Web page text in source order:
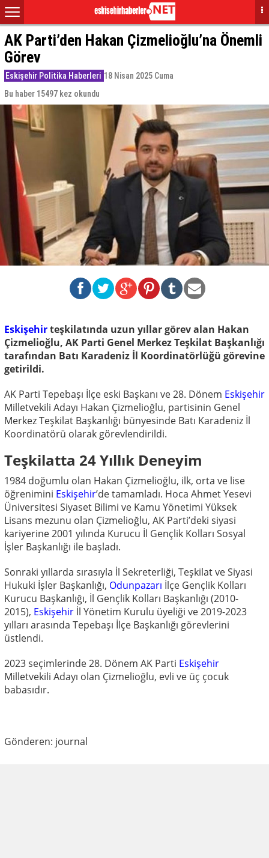
AK Parti’den Hakan Çizmelioğlu’na Önemli
Görev
Eskişehir Politika Haberleri 18 Nisan 2025 Cuma
Bu haber 15497 kez okundu
Eskişehirteşkilatında uzun yıllar görev alan Hakan
Çizmelioğlu, AK Parti Genel Merkez Teşkilat Başkanlığı
tarafından Batı Karadeniz İl Koordinatörlüğü görevine
getirildi.
AK Parti Tepebaşı İlçe eski Başkanı ve 28. Dönem Eskişehir
Milletvekili Adayı Hakan Çizmelioğlu, partisinin Genel
Merkez Teşkilat Başkanlığı bünyesinde Batı Karadeniz İl
Koordinatörü olarak görevlendirildi.
Teşkilatta 24 Yıllık Deneyim
1984 doğumlu olan Hakan Çizmelioğlu, ilk, orta ve lise
öğrenimini Eskişehir’de tamamladı. Hoca Ahmet Yesevi
Üniversitesi Siyaset Bilimi ve Kamu Yönetimi Yüksek
Lisans mezunu olan Çizmelioğlu, AK Parti’deki siyasi
kariyerine 2001 yılında Kurucu İl Gençlik Kolları Sosyal
İşler Başkanlığı ile başladı.
Sonraki yıllarda sırasıyla İl Sekreterliği, Teşkilat ve Siyasi
Hukuki İşler Başkanlığı, Odunpazarı İlçe Gençlik Kolları
Kurucu Başkanlığı, İl Gençlik Kolları Başkanlığı (2010-
2015), Eskişehir İl Yönetim Kurulu üyeliği ve 2019-2023
yılları arasında Tepebaşı İlçe Başkanlığı görevlerini
üstlendi.
2023 seçimlerinde 28. Dönem AK Parti Eskişehir
Milletvekili Adayı olan Çizmelioğlu, evli ve üç çocuk
babasıdır.
Gönderen: journal